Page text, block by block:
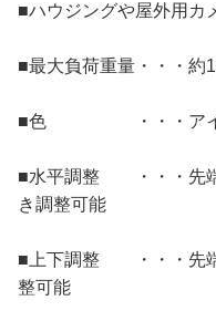
■ハウジングや屋外用カ
■最大負荷重量・・・約
■色 ・・・アイ
■水平調整 ・・・先端
き調整可能
■上下調整 ・・・先端
整可能